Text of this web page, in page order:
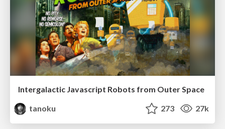
Intergalactic Javascript Robots from Outer Space
tanoku
273 27k